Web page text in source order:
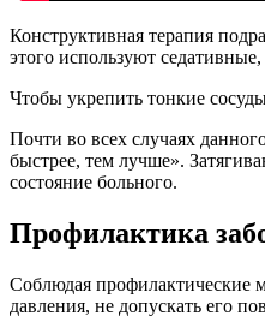
Конструктивная терапия
этого используют
Чтобы укрепить тонкие
Почти во всех случаях
быстрее, тем лучше».
состояние больного.
Профилактика
Соблюдая профилактические
давления, не допускать его